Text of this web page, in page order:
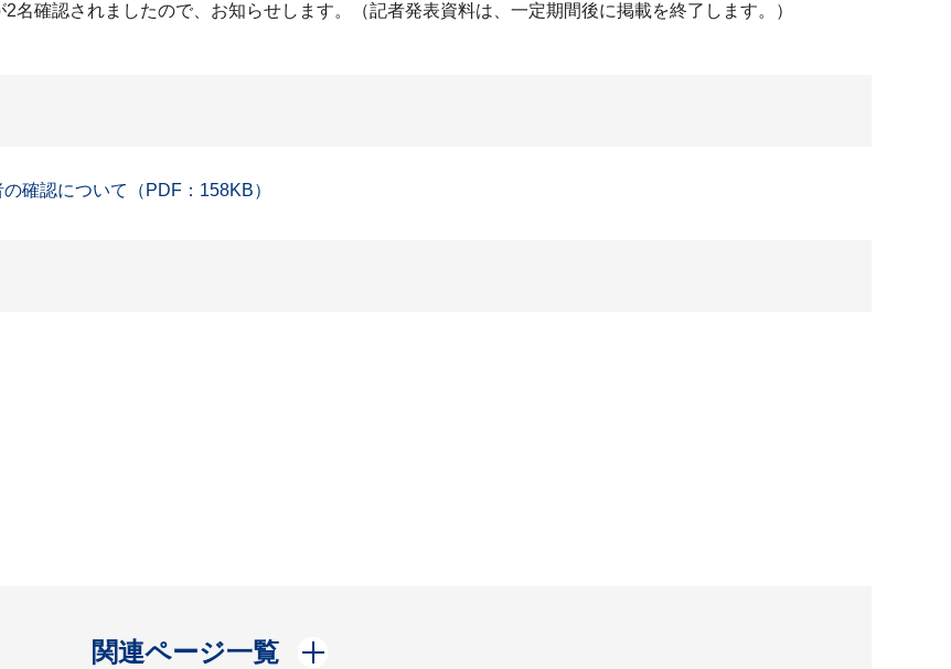
確認されましたので、お知らせします。（記者発表資料は、一定期間後に掲載を終了します。）
確認について（PDF：158KB）
関連ページ一覧
開く